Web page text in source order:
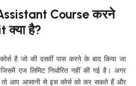
Course करने
क्या है?
है जो की दसवीं पास करने के बाद किया जा
एज लिमिट निर्धारित नहीं की गई है। अगर
आप आसानी से इस कोर्स को कर सकते हैं और